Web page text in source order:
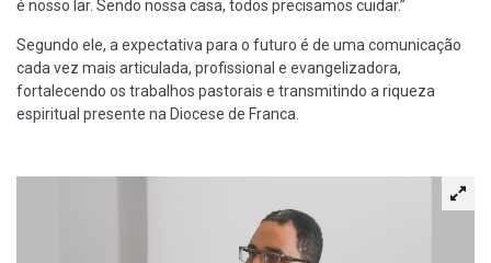
é nosso lar. Sendo nossa casa, todos precisamos cuidar.”
Segundo ele, a expectativa para o futuro é de uma comunicação
cada vez mais articulada, profissional e evangelizadora,
fortalecendo os trabalhos pastorais e transmitindo a riqueza
espiritual presente na Diocese de Franca.